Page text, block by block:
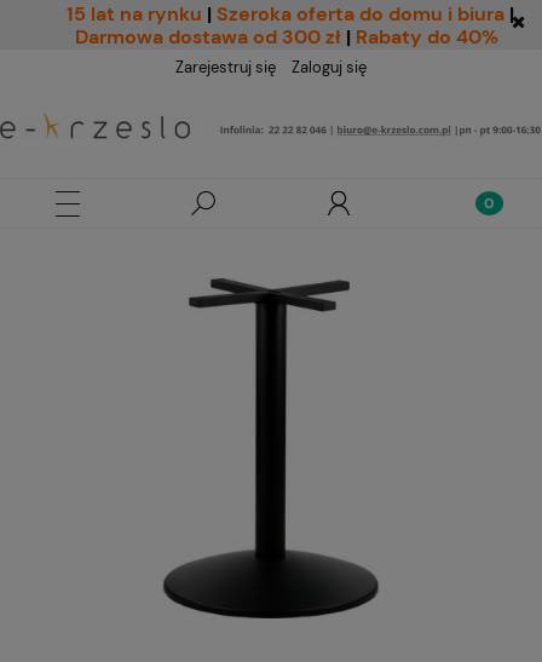
15 lat na rynku | Szeroka oferta do domu i biura |
Darmowa dostawa od 300 zł | Rabaty do 40%
Zarejestruj się Zaloguj się